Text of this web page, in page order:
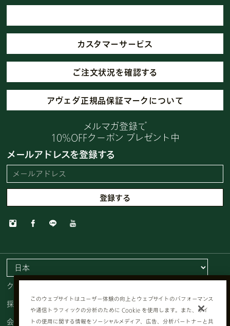
カスタマーサービス
ご注文状況を確認する
アヴェダ正規品保証マークについて
メルマガ登録で
10%OFFクーポン プレゼント中
メールアドレスを登録する
会員規約
採用情報
クッキーを管理する
このウェブサイトはユーザー体験の向上とウェブサイトのパフォーマンス
や通信トラフィックの分析のために Cookie を使用します。また、サイ
トの使用に関する情報をソーシャルメディア、広告、分析パートナーと共